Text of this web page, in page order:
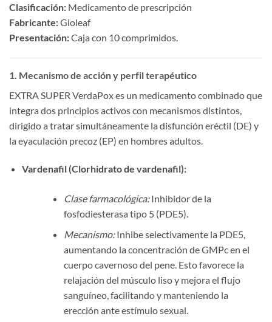
Clasificación:​ ​ Medicamento de prescripción
Fabricante:​​ Gioleaf
Presentación:​​ Caja con 10 comprimidos.
1. Mecanismo de acción y perfil terapéutico
EXTRA SUPER VerdaPox es un medicamento combinado que
integra dos principios activos con mecanismos distintos,
dirigido a tratar simultáneamente la disfunción eréctil (DE) y
la eyaculación precoz (EP) en hombres adultos.
Vardenafil (Clorhidrato de vardenafil):​
Clase farmacológica:Inhibidor de la
fosfodiesterasa tipo 5 (PDE5).
Mecanismo:Inhibe selectivamente la PDE5,
aumentando la concentración de GMPc en el
cuerpo cavernoso del pene. Esto favorece la
relajación del músculo liso y mejora el flujo
sanguíneo, facilitando y manteniendo la
erección ante estímulo sexual.